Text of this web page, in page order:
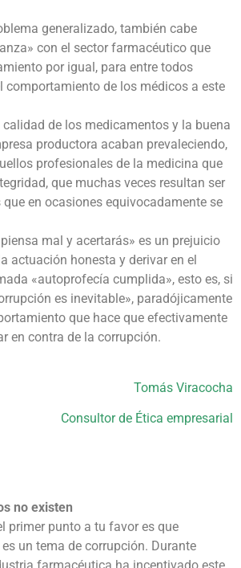
generalizado, también cabe
con el sector farmacéutico que
por igual, para entre todos
comportamiento de los médicos a este
calidad de los medicamentos y la buena
productora acaban prevaleciendo,
profesionales de la medicina que
que muchas veces resultan ser
en ocasiones equivocadamente se
mal y acertarás» es un prejuicio
actuación honesta y derivar en el
«autoprofecía cumplida», esto es, si
es inevitable», paradójicamente
que hace que efectivamente
en contra de la corrupción.
Tomás Viracocha
Consultor de Ética empresarial
no existen
primer punto a tu favor es que
un tema de corrupción. Durante
farmacéutica ha incentivado este